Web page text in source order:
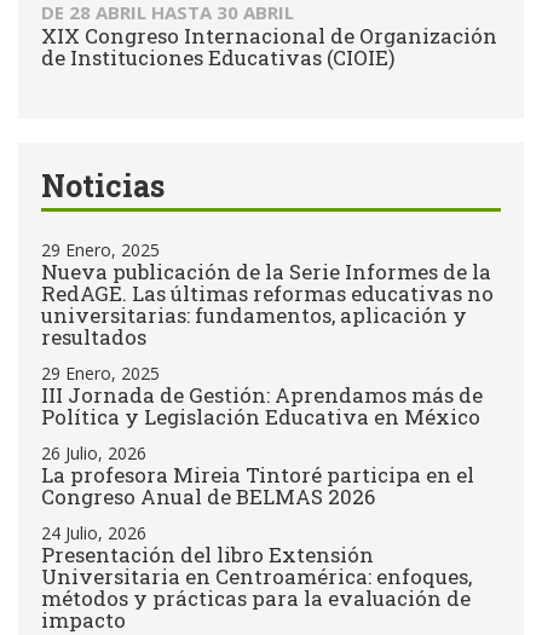
DE 28 ABRIL HASTA 30 ABRIL
XIX Congreso Internacional de Organización
de Instituciones Educativas (CIOIE)
Noticias
29 Enero, 2025
Nueva publicación de la Serie Informes de la
RedAGE. Las últimas reformas educativas no
universitarias: fundamentos, aplicación y
resultados
29 Enero, 2025
III Jornada de Gestión: Aprendamos más de
Política y Legislación Educativa en México
26 Julio, 2026
La profesora Mireia Tintoré participa en el
Congreso Anual de BELMAS 2026
24 Julio, 2026
Presentación del libro Extensión
Universitaria en Centroamérica: enfoques,
métodos y prácticas para la evaluación de
impacto